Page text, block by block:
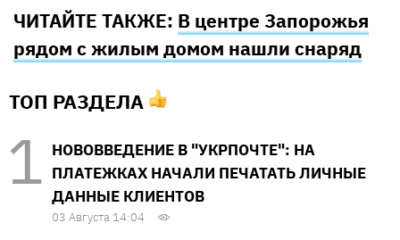
ЧИТАЙТЕ ТАКЖЕ: В центре Запорожья
рядом с жилым домом нашли снаряд
ТОП РАЗДЕЛА
НОВОВВЕДЕНИЕ В "УКРПОЧТЕ": НА
ПЛАТЕЖКАХ НАЧАЛИ ПЕЧАТАТЬ ЛИЧНЫЕ
ДАННЫЕ КЛИЕНТОВ
03 Августа 14:04